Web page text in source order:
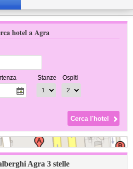
hotel a Agra
Stanze Ospiti
Agra 3 stelle